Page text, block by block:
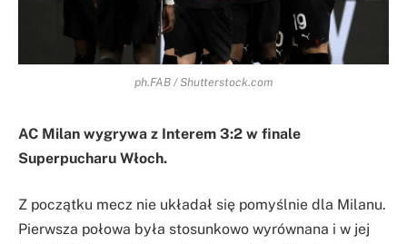
ph.FAB / Shutterstock.com
AC Milan wygrywa z Interem 3:2 w finale
Superpucharu Włoch.
Z początku mecz nie układał się pomyślnie dla Milanu.
Pierwsza połowa była stosunkowo wyrównana i w jej